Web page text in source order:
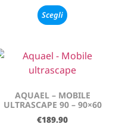
Scegli
AQUAEL – MOBILE
ULTRASCAPE 90 – 90×60
€189.90